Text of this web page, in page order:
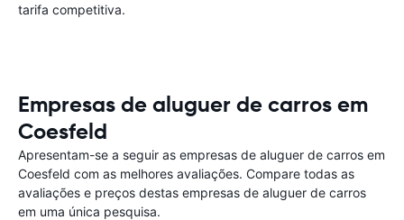
tarifa competitiva.
Empresas de aluguer de carros em
Coesfeld
Apresentam-se a seguir as empresas de aluguer de carros em
Coesfeld com as melhores avaliações. Compare todas as
avaliações e preços destas empresas de aluguer de carros
em uma única pesquisa.